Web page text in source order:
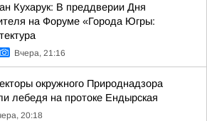
Кухарук: В преддверии Дня
на Форуме «Города Югры:
Вчера, 21:16
окружного Природнадзора
лебедя на протоке Ендырская
20:18